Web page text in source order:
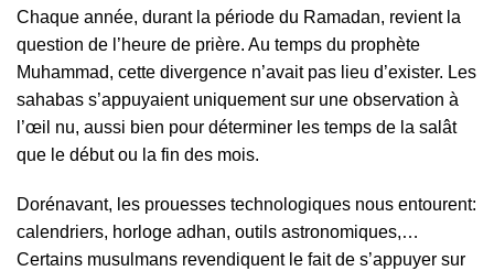
Chaque année, durant la période du Ramadan, revient la
question de l’heure de prière. Au temps du prophète
Muhammad, cette divergence n’avait pas lieu d’exister. Les
sahabas s’appuyaient uniquement sur une observation à
l’œil nu, aussi bien pour déterminer les temps de la salât
que le début ou la fin des mois.
Dorénavant, les prouesses technologiques nous entourent:
calendriers, horloge adhan, outils astronomiques,…
Certains musulmans revendiquent le fait de s’appuyer sur